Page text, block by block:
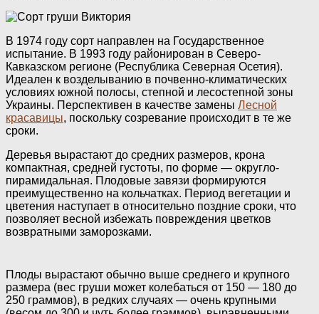
В 1974 году сорт направлен на Государственное
испытание. В 1993 году районирован в Северо-
Кавказском регионе (Республика Северная Осетия).
Идеален к возделыванию в почвенно-климатических
условиях южной полосы, степной и лесостепной зоны
Украины. Перспективен в качестве замены Лесной
красавицы, поскольку созревание происходит в те же
сроки.
Деревья вырастают до средних размеров, крона
компактная, средней густоты, по форме — округло-
пирамидальная. Плодовые завязи формируются
преимущественно на кольчатках. Период вегетации и
цветения наступает в относительно поздние сроки, что
позволяет весной избежать повреждения цветков
возвратными заморозками.
Плоды вырастают обычно выше среднего и крупного
размера (вес груши может колебаться от 150 — 180 до
250 граммов), в редких случаях — очень крупными